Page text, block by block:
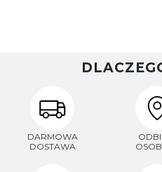
DARMOWA
DOSTAWA